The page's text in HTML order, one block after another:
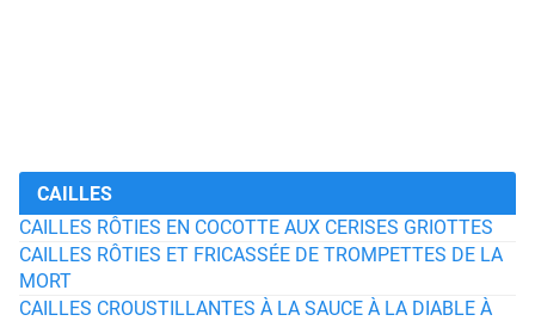
CAILLES
CAILLES RÔTIES EN COCOTTE AUX CERISES GRIOTTES
CAILLES RÔTIES ET FRICASSÉE DE TROMPETTES DE LA
MORT
CAILLES CROUSTILLANTES À LA SAUCE À LA DIABLE À